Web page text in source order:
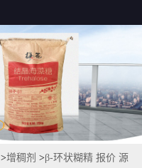
>增稠剂 >β-环状糊精 报价 源